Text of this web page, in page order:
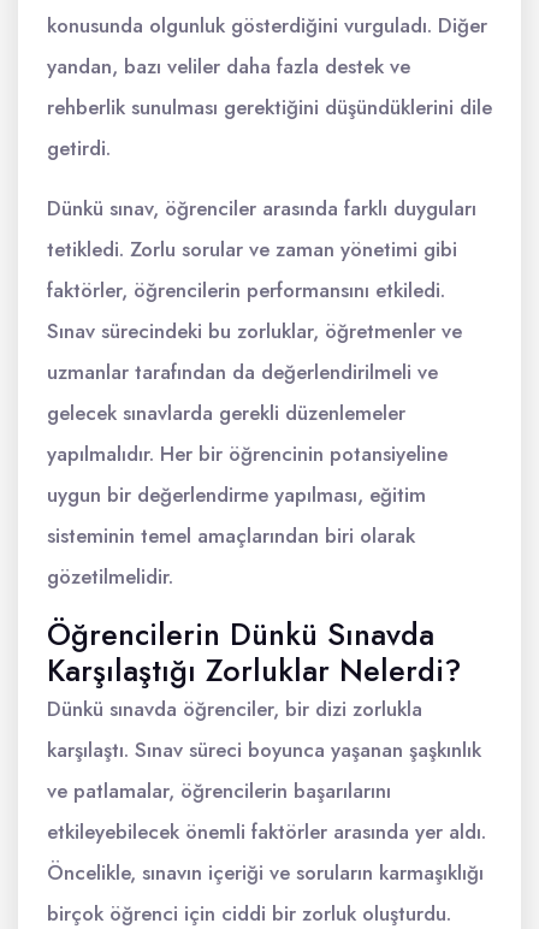
konusunda olgunluk gösterdiğini vurguladı. Diğer
yandan, bazı veliler daha fazla destek ve
rehberlik sunulması gerektiğini düşündüklerini dile
getirdi.
Dünkü sınav, öğrenciler arasında farklı duyguları
tetikledi. Zorlu sorular ve zaman yönetimi gibi
faktörler, öğrencilerin performansını etkiledi.
Sınav sürecindeki bu zorluklar, öğretmenler ve
uzmanlar tarafından da değerlendirilmeli ve
gelecek sınavlarda gerekli düzenlemeler
yapılmalıdır. Her bir öğrencinin potansiyeline
uygun bir değerlendirme yapılması, eğitim
sisteminin temel amaçlarından biri olarak
gözetilmelidir.
Öğrencilerin Dünkü Sınavda
Karşılaştığı Zorluklar Nelerdi?
Dünkü sınavda öğrenciler, bir dizi zorlukla
karşılaştı. Sınav süreci boyunca yaşanan şaşkınlık
ve patlamalar, öğrencilerin başarılarını
etkileyebilecek önemli faktörler arasında yer aldı.
Öncelikle, sınavın içeriği ve soruların karmaşıklığı
birçok öğrenci için ciddi bir zorluk oluşturdu.